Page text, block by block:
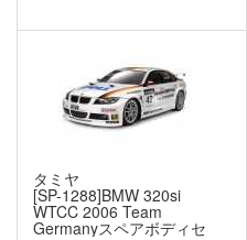
タミヤ
[SP-1288]BMW 320si
WTCC 2006 Team
Germanyスペアボディセ